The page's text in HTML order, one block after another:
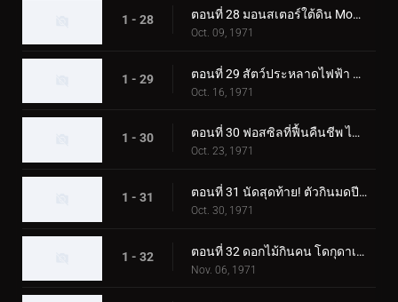
1 - 28 ตอนที่ 28 มอนสเตอร์ใต้ดิน Mogurang
Oct. 09, 1971
1 - 29 ตอนที่ 29 สัตว์ประหลาดไฟฟ้า คุราเกดอล
Oct. 16, 1971
1 - 30 ตอนที่ 30 ฟอสซิลที่ฟื้นคืนชีพ ไทรโลไบต์ดูดเลือด
Oct. 23, 1971
1 - 31 ตอนที่ 31 นัดสุดท้าย! ตัวกินมดปีศาจ อาริกาบาริ
Oct. 30, 1971
1 - 32 ตอนที่ 32 ดอกไม้กินคน โดกุดาเลี่ยน
Nov. 06, 1971